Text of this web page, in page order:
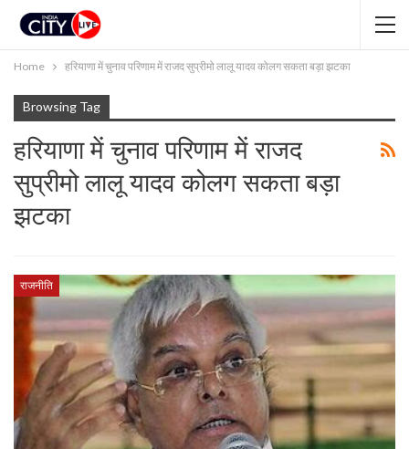
Home हरियाणा में चुनाव परिणाम में राजद सुप्रीमो लालू यादव कोलग सकता बड़ा झटका
Browsing Tag
हरियाणा में चुनाव परिणाम में राजद
सुप्रीमो लालू यादव कोलग सकता बड़ा
झटका
राजनीति